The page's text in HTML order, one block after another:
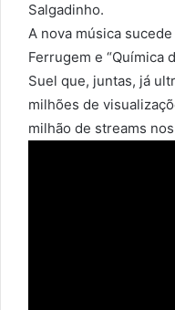
Salgadinho.
A nova música
Ferrugem e “Química
Suel que, juntas, já
milhões de
milhão de streams